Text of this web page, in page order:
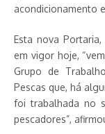
acondicionamento
Esta nova
em vigor hoje,
Grupo de
Pescas que, há
foi trabalhada no
pescadores”,